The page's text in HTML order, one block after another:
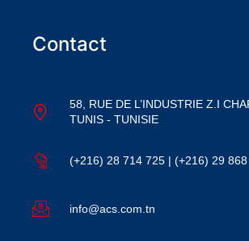
Contact
58, RUE DE L’INDUSTRIE Z.I
TUNIS - TUNISIE
(+216) 28 714 725 | (+216) 29
info@acs.com.tn